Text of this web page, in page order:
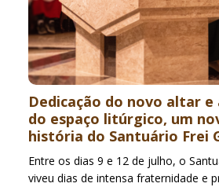
Dedicação do novo altar e
do espaço litúrgico, um
história do Santuário Frei
Entre os dias 9 e 12 de julho, o
viveu dias de intensa fraternidade e